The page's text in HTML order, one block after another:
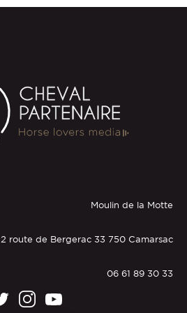
Moulin de la Motte
2 route de Bergerac 33 750 Camarsac
06 61 89 30 33